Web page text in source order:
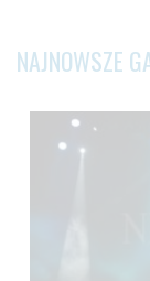
NAJNOWSZE